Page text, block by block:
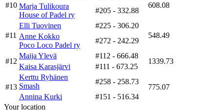
#10
608.08
Marja Tulikoura
House of Padel ry
#205 - 332.88
#11
Elli Tuovinen #225 - 306.20
548.49
Anne Kokko
Poco Loco Padel ry
#272 - 242.29
#12
Maija Ylevä #112 - 666.48
1339.73
Kaisa Karasjärvi #111 - 673.25
#13
Kerttu Ryhänen
Smash
#258 - 258.73
775.07
Annina Kurki
#151 - 516.34
Your location